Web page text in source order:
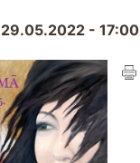
- 17:00